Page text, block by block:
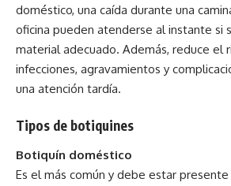
doméstico, una caída durante una
oficina pueden atenderse al instante si
material adecuado. Además, reduce el
infecciones, agravamientos y
una atención tardía.
Tipos de botiquines
Botiquín doméstico
Es el más común y debe estar